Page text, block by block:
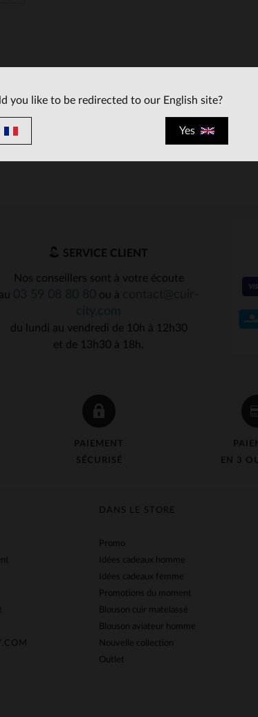
PAIEMENT
SÉCURISÉ
EN 3
SERVICE CLIENT
Nos conseillers sont à votre écoute
au
ou à
du lundi au vendredi de 10h à 12h30
et de 13h30 à 18h.
DANS LE STORE
Promo
Idées cadeaux homme
Idées cadeaux femme
Promotions du moment
Blouson cuir matelassé
Blouson aviateur homme
Nouvelle collection
Outlet
you like to be redirected to our English site?
Yes